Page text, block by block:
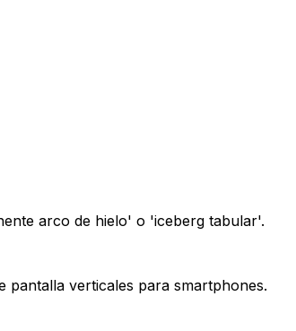
arco de hielo' o 'iceberg tabular'.
pantalla verticales para smartphones.